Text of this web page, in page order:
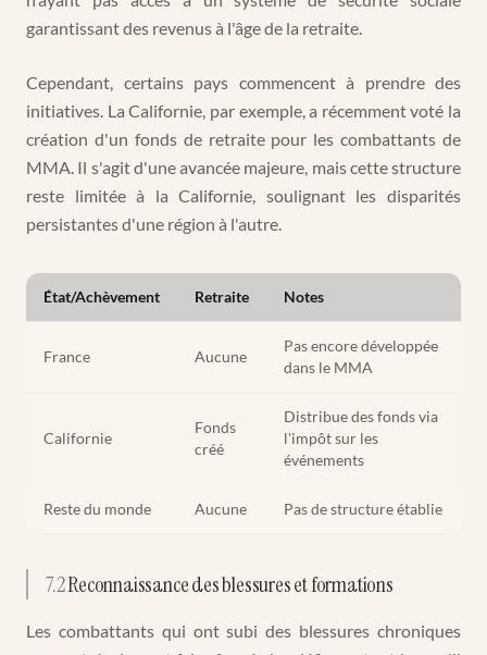
garantissant des revenus à l'âge de la retraite.
Cependant, certains pays commencent à prendre des
initiatives. La Californie, par exemple, a récemment voté la
création d'un fonds de retraite pour les combattants de
MMA. Il s'agit d'une avancée majeure, mais cette structure
reste limitée à la Californie, soulignant les disparités
persistantes d'une région à l'autre.
État/Achèvement Retraite Notes
France Aucune
Pas encore développée
dans le MMA
Californie
Fonds
créé
Distribue des fonds via
l'impôt sur les
événements
Reste du monde Aucune Pas de structure établie
7.2Reconnaissance des blessures et formations
Les combattants qui ont subi des blessures chroniques